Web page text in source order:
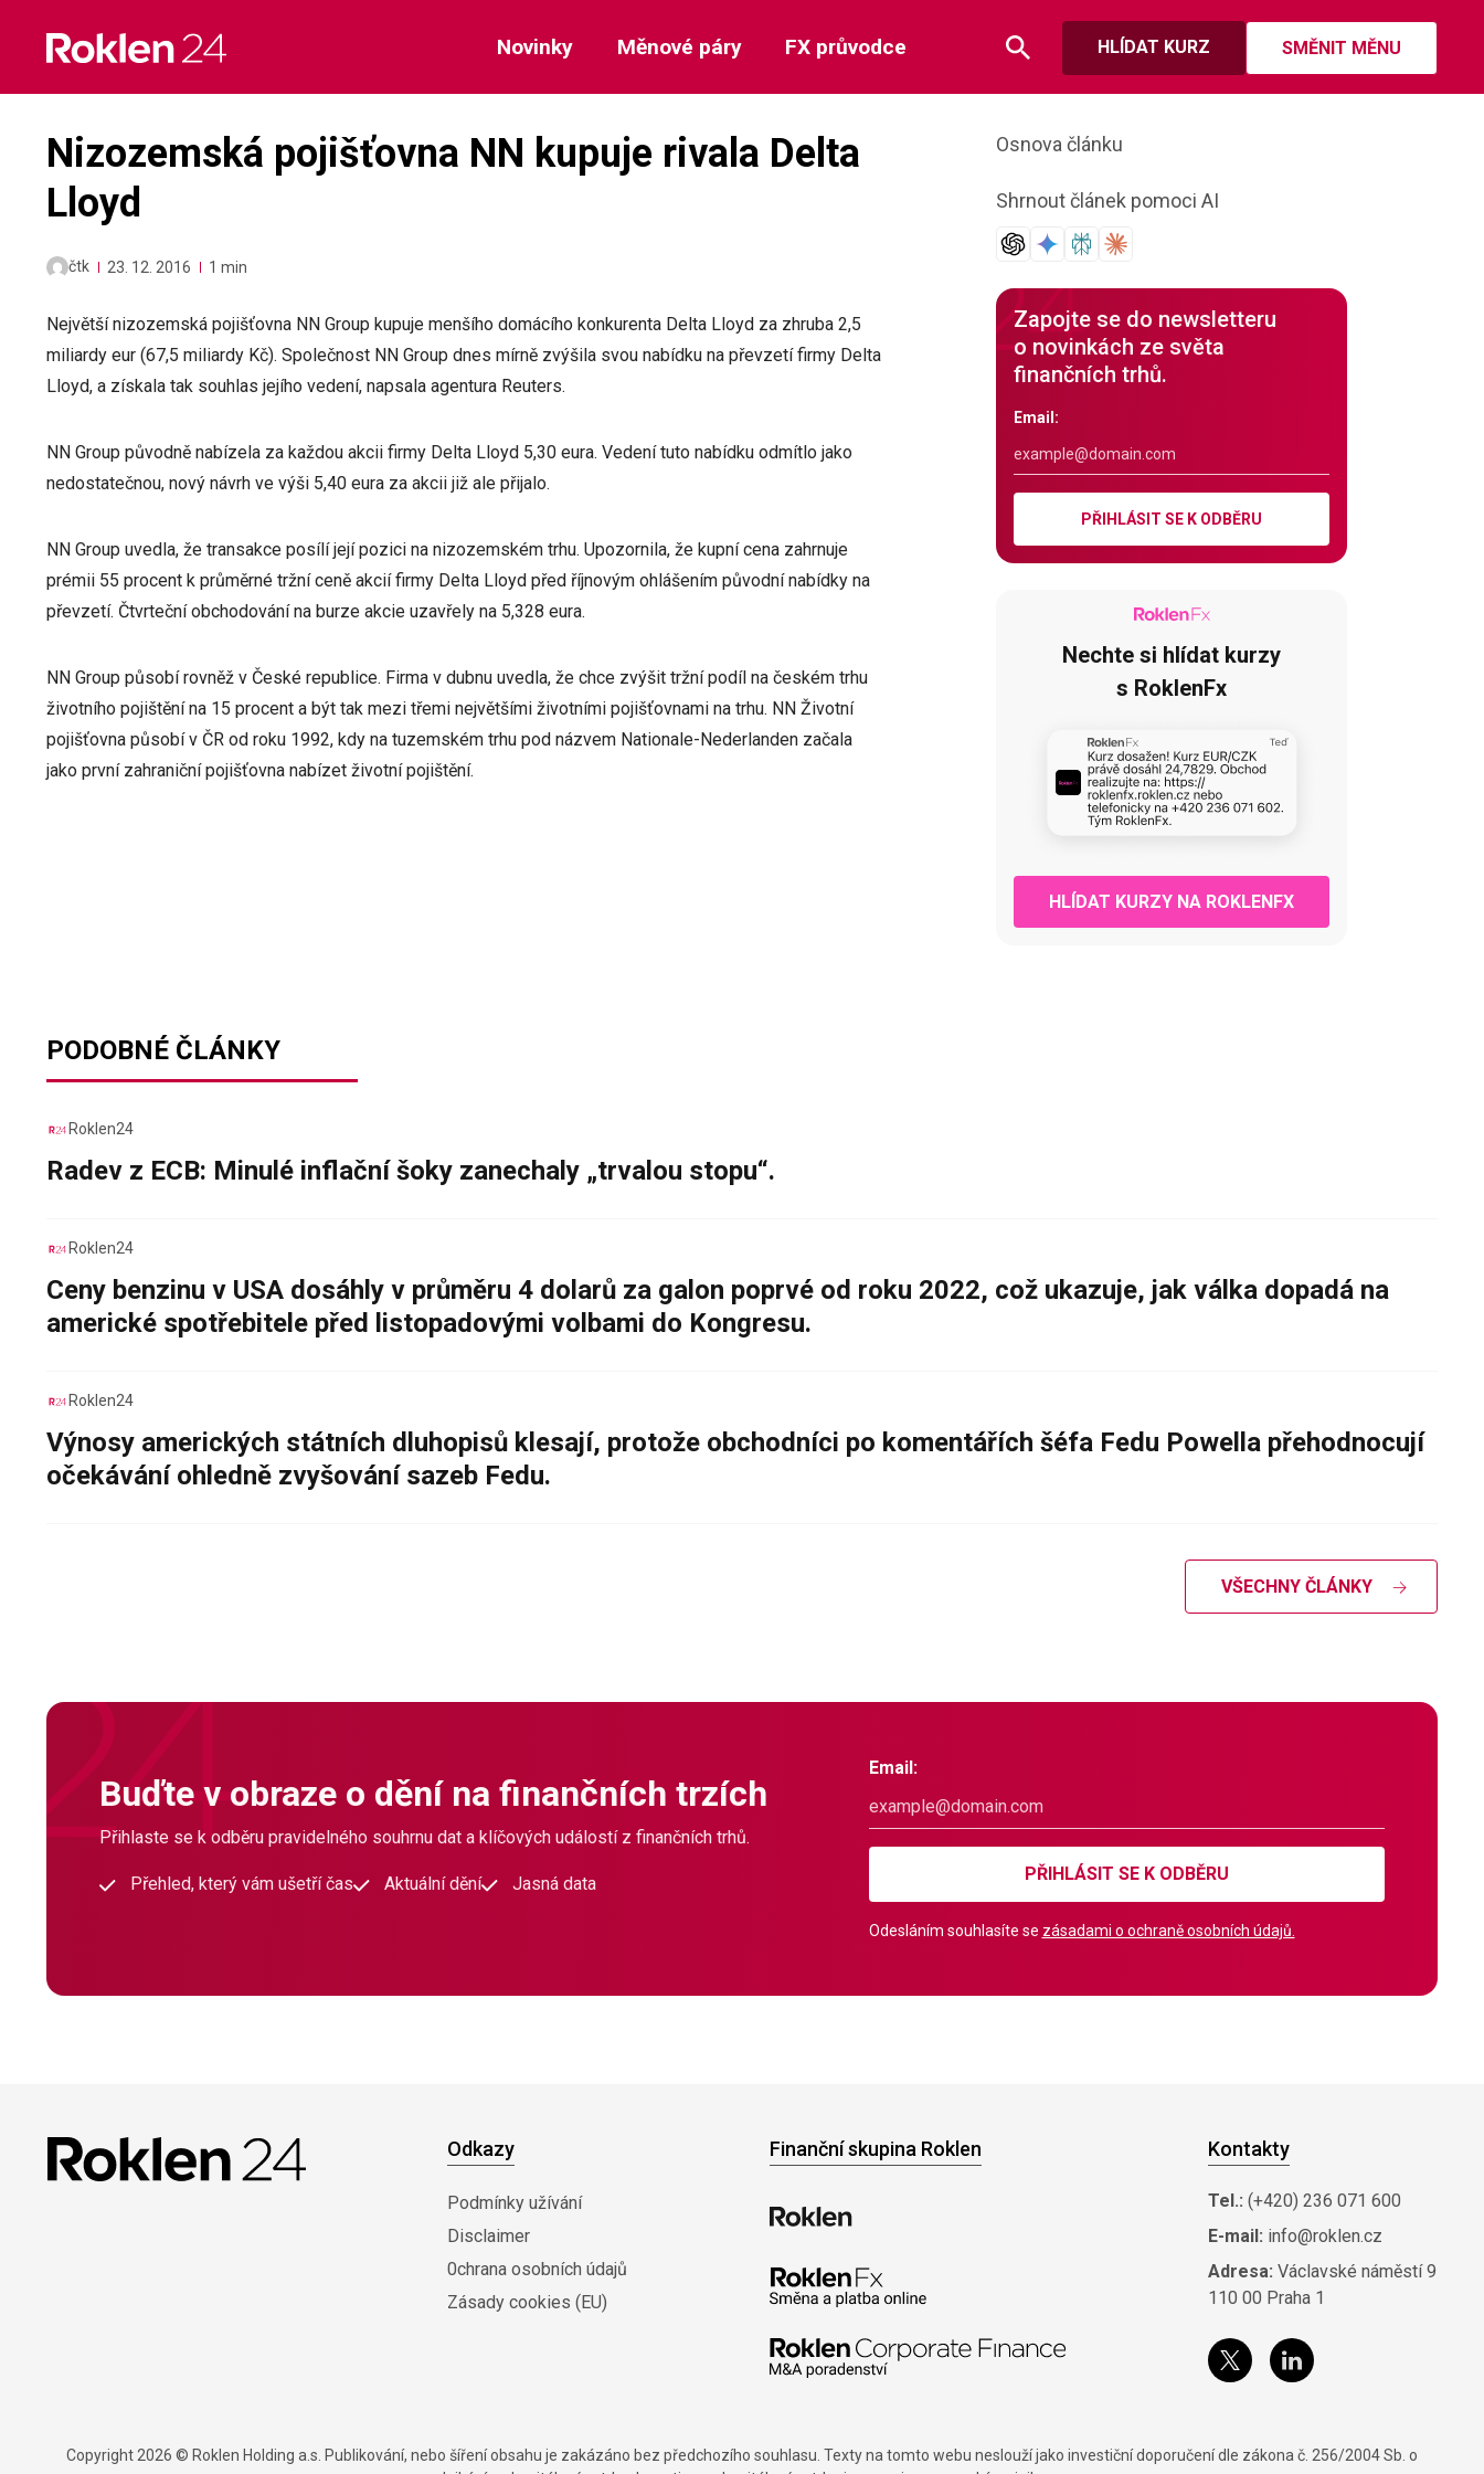
content
HLÍDAT KURZ SMĚNIT MĚNU
Novinky Měnové páry FX průvodce
Nizozemská pojišťovna NN kupuje rivala Delta
Lloyd
čtk 23. 12. 2016 1 min
Největší nizozemská pojišťovna NN Group kupuje menšího domácího konkurenta Delta Lloyd za zhruba 2,5
miliardy eur (67,5 miliardy Kč). Společnost NN Group dnes mírně zvýšila svou nabídku na převzetí firmy Delta
Lloyd, a získala tak souhlas jejího vedení, napsala agentura Reuters.
NN Group původně nabízela za každou akcii firmy Delta Lloyd 5,30 eura. Vedení tuto nabídku odmítlo jako
nedostatečnou, nový návrh ve výši 5,40 eura za akcii již ale přijalo.
NN Group uvedla, že transakce posílí její pozici na nizozemském trhu. Upozornila, že kupní cena zahrnuje
prémii 55 procent k průměrné tržní ceně akcií firmy Delta Lloyd před říjnovým ohlášením původní nabídky na
převzetí. Čtvrteční obchodování na burze akcie uzavřely na 5,328 eura.
NN Group působí rovněž v České republice. Firma v dubnu uvedla, že chce zvýšit tržní podíl na českém trhu
životního pojištění na 15 procent a být tak mezi třemi největšími životními pojišťovnami na trhu. NN Životní
pojišťovna působí v ČR od roku 1992, kdy na tuzemském trhu pod názvem Nationale-Nederlanden začala
jako první zahraniční pojišťovna nabízet životní pojištění.
Osnova článku
Shrnout článek pomoci AI
Zapojte se do newsletteru
o novinkách ze světa
finančních trhů.
Email:
PŘIHLÁSIT SE K ODBĚRU
Nechte si hlídat kurzy
s RoklenFx
HLÍDAT KURZY NA ROKLENFX
PODOBNÉ ČLÁNKY
Roklen24
Radev z ECB: Minulé inflační šoky zanechaly „trvalou stopu“.
Roklen24
Ceny benzinu v USA dosáhly v průměru 4 dolarů za galon poprvé od roku 2022, což ukazuje, jak válka dopadá na
americké spotřebitele před listopadovými volbami do Kongresu.
Roklen24
Výnosy amerických státních dluhopisů klesají, protože obchodníci po komentářích šéfa Fedu Powella přehodnocují
očekávání ohledně zvyšování sazeb Fedu.
VŠECHNY ČLÁNKY
Buďte v obraze o dění na finančních trzích
Přihlaste se k odběru pravidelného souhrnu dat a klíčových událostí z finančních trhů.
Přehled, který vám ušetří čas Aktuální dění Jasná data
Email:
PŘIHLÁSIT SE K ODBĚRU
Odesláním souhlasíte se zásadami o ochraně osobních údajů.
Odkazy
Podmínky užívání
Disclaimer
0chrana osobních údajů
Zásady cookies (EU)
Finanční skupina Roklen Kontakty
Tel.: (+420) 236 071 600
E-mail: info@roklen.cz
Adresa: Václavské náměstí 9
110 00 Praha 1
Copyright 2026 © Roklen Holding a.s. Publikování, nebo šíření obsahu je zakázáno bez předchozího souhlasu. Texty na tomto webu neslouží jako investiční doporučení dle zákona č. 256/2004 Sb. o